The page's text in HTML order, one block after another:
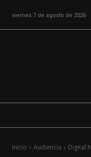
viernes 7 de agosto de 2026
Inicio Audiencia Digital